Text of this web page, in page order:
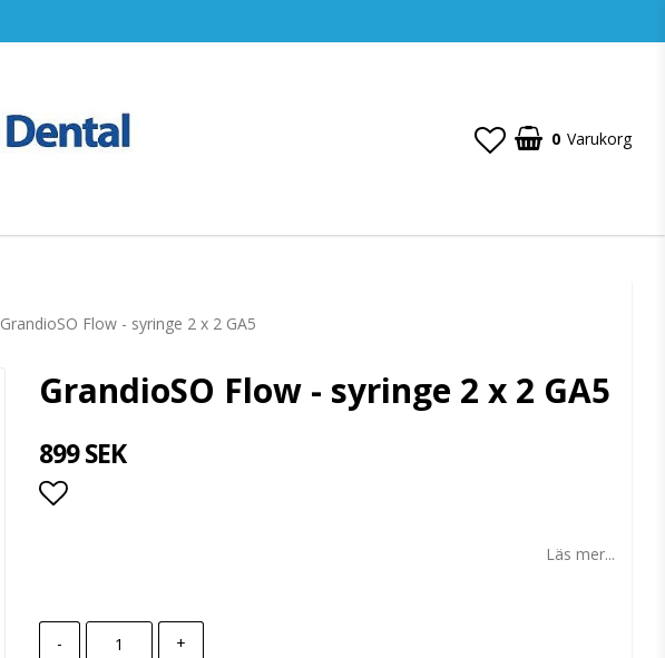
0 Varukorg
GrandioSO Flow - syringe 2 x 2 GA5
GrandioSO Flow - syringe 2 x 2 GA5
899 SEK
Läs mer...
- +